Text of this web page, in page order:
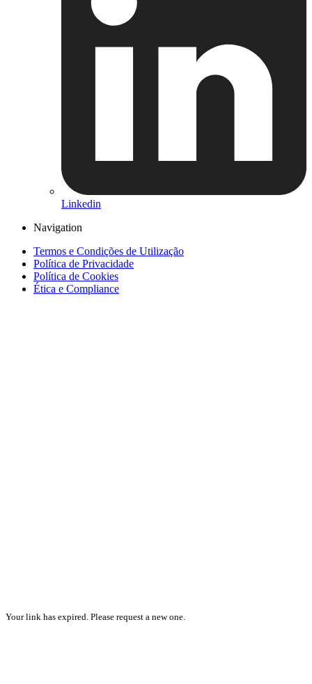
Linkedin
Navigation
Termos e Condições de Utilização
Política de Privacidade
Política de Cookies
Ética e Compliance
Your link has expired. Please request a new one.